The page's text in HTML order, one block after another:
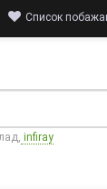
Список
infiray